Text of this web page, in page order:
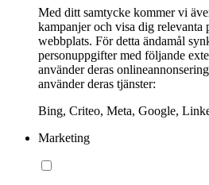
Med ditt samtycke kommer vi
kampanjer och visa dig relevanta
webbplats. För detta ändamål
personuppgifter med följande
använder deras
använder deras tjänster:
Bing, Criteo, Meta, Google,
Marketing